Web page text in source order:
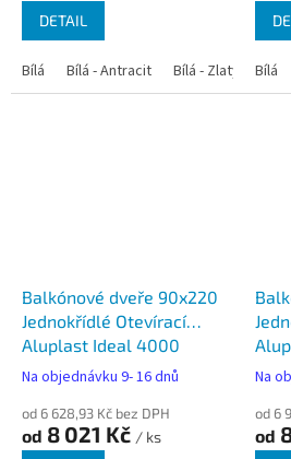
DETAIL
Bílá Bílá - Antracit Bílá - Zlatý dubBílá
Balkónové dveře 90x220
Jednokřídlé Otevírací
Aluplast Ideal 4000
Na objednávku 9- 16 dnů
od 6 628,93 Kč bez DPH
od 8 021 Kč / ks
Na
od 6
od